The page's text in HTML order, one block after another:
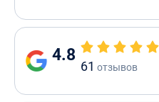
4.8
61 отзывов